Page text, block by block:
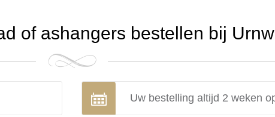
of ashangers bestellen bij
Uw bestelling altijd 2 weken